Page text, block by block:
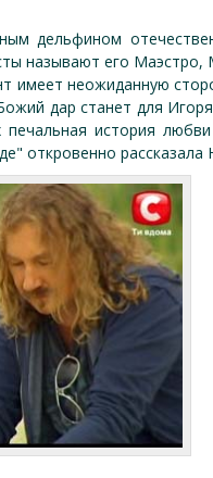
дельфином
называют его
имеет неожиданную
дар станет для
история
откровенно